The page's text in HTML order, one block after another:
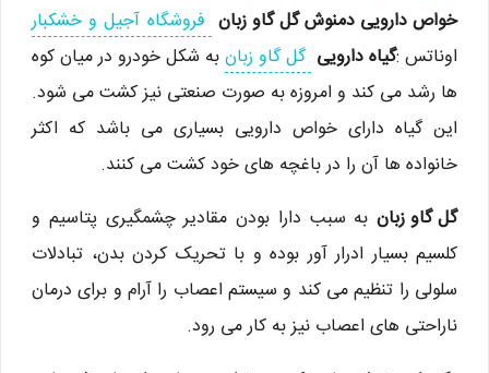
خواص دارویی دمنوش گل گاو زبان فروشگاه آجیل و خشکبار
اوناتس :گیاه دارویی گل گاو زبانبه شکل خودرو در میان کوه
ها رشد می کند و امروزه به صورت صنعتی نیز کشت می شود.
این گیاه دارای خواص دارویی بسیاری می باشد که اکثر
خانواده ها آن را در باغچه های خود کشت می کنند.
گل گاو زبان به سبب دارا بودن مقادیر چشمگیری پتاسیم و
کلسیم بسیار ادرار آور بوده و با تحریک کردن بدن، تبادلات
سلولی را تنظیم می کند و سیستم اعصاب را آرام و برای درمان
ناراحتی های اعصاب نیز به کار می رود.